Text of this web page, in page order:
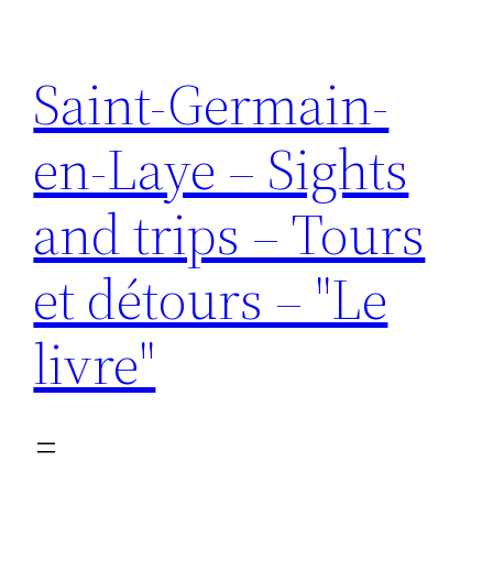
contenu
Saint-Germain-
en-Laye – Sights
and trips – Tours
et détours – "Le
livre"